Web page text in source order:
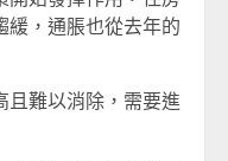
緩，通脹也從去年的
且難以消除，需要進